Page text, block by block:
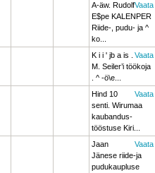
Vaata
A-äw. Rudolf
E$pe KALENPER
Riide-, pudu- ja ^
ko...
Vaata
K i i ' jb a is .
M. Seiler’i töökoja
. ^ -ö\e...
Vaata
Hind 10
senti. Wirumaa
kaubandus-
tööstuse Kiri...
Vaata
Jaan
Jänese riide-ja
pudukaupluse